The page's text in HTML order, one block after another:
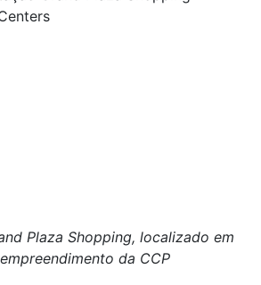
Plaza Shopping, localizado em
da CCP